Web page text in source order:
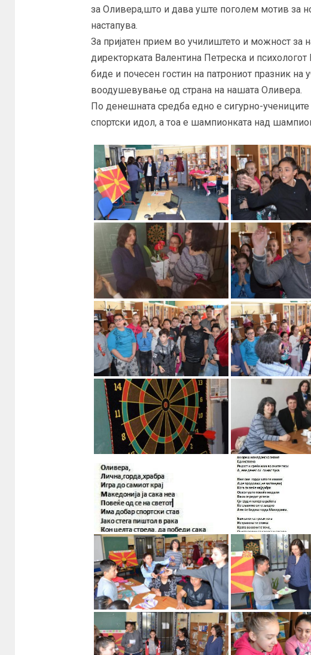
за Оливера,што и дава уште поголем мотив за
настапува.
За пријатен прием во училиштето и можност за
директорката Валентина Петреска и
биде и почесен гостин на патрониот празник на
воодушевување од страна на нашата Оливера.
По денешната средба едно е сигурно-
спортски идол, а тоа е шампионката над